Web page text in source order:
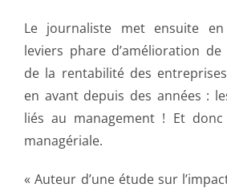
Le journaliste met ensuite
leviers phare d’amélioration
de la rentabilité des entreprises
en avant depuis des années :
liés au management ! Et
managériale.
« Auteur d’une étude sur